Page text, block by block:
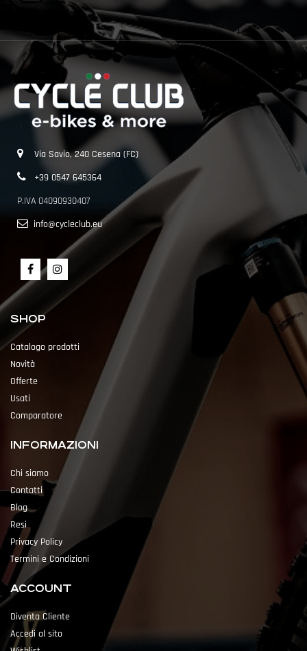
Via Savio, 240 Cesena (FC)
+39 0547 645364
P.IVA 04090930407
info@cycleclub.eu
SHOP
Catalogo prodotti
Novità
Offerte
Usati
Comparatore
INFORMAZIONI
Chi siamo
Contatti
Blog
Resi
Privacy Policy
Termini e Condizioni
ACCOUNT
Diventa Cliente
Accedi al sito